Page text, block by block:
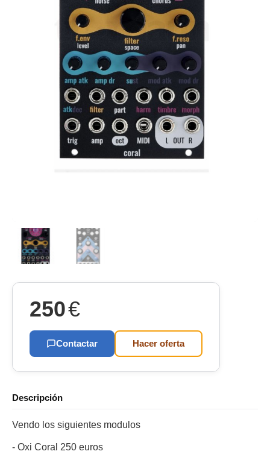
250€
Contactar Hacer oferta
Descripción
Vendo los siguientes modulos
- Oxi Coral 250 euros